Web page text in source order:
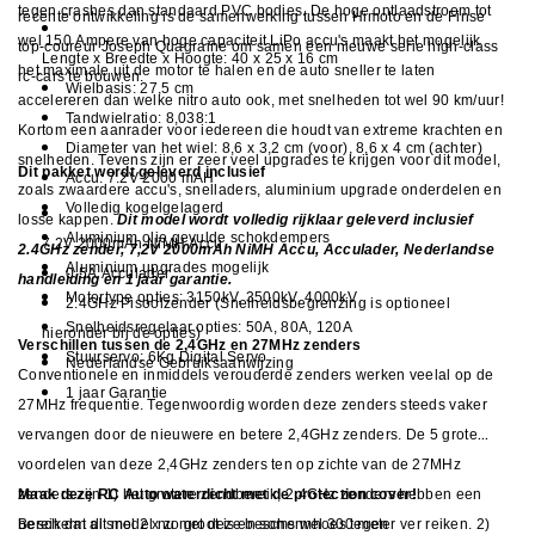
tegen crashes dan standaard PVC bodies. De hoge ontlaadstroom tot
wel 150 Ampere van hoge capaciteit LiPo accu's maakt het mogelijk
het maximale uit de motor te halen en de auto sneller te laten
accelereren dan welke nitro auto ook, met snelheden tot wel 90 km/uur!
Kortom een aanrader voor iedereen die houdt van extreme krachten en
snelheden. Tevens zijn er zeer veel upgrades te krijgen voor dit model,
zoals zwaardere accu's, snelladers, aluminium upgrade onderdelen en
losse kappen.Dit model wordt volledig rijklaar geleverd inclusief
2.4GHz zender, 7,2V 2000mAh NiMH Accu, Acculader, Nederlandse
handleiding en 1 jaar garantie.
recente ontwikkeling is de samenwerking tussen Himoto en de Finse
top-coureur Joseph Quagraine om samen een nieuwe serie high-class
rc-cars te bouwen.
Lengte x Breedte x Hoogte: 40 x 25 x 16 cm
Wielbasis: 27,5 cm
Tandwielratio: 8,038:1
Diameter van het wiel: 8,6 x 3,2 cm (voor), 8,6 x 4 cm (achter)
Accu: 7.2V 2000 mAH
Volledig kogelgelagerd
Aluminium olie gevulde schokdempers
Aluminium upgrades mogelijk
Motortype opties: 3150kV, 3500kV, 4000kV
Snelheidsregelaar opties: 50A, 80A, 120A
Stuurservo: 6Kg Digital Servo
Dit pakket wordt geleverd inclusief
7,2V 2000mAh NiMH Accu
0,5A Acculader
2.4GHz Pisoolzender (Snelheidsbegrenzing is optioneel
hieronder bij de opties)
Nederlandse Gebruiksaanwijzing
1 jaar Garantie
Verschillen tussen de 2,4GHz en 27MHz zenders
Conventionele en inmiddels verouderde zenders werken veelal op de
27MHz frequentie. Tegenwoordig worden deze zenders steeds vaker
vervangen door de nieuwere en betere 2,4GHz zenders. De 5 grote
voordelen van deze 2,4GHz zenders ten op zichte van de 27MHz
zenders zijn 1) het grotere zendbereik, 2,4GHz zenders hebben een
bereik dat al snel 2 x zo groot is en soms wel 300 meter ver reiken. 2)
Maak deze RC Auto waterdicht met de protection cover!
Bescherm dit model nu met deze beschermhoes tegen